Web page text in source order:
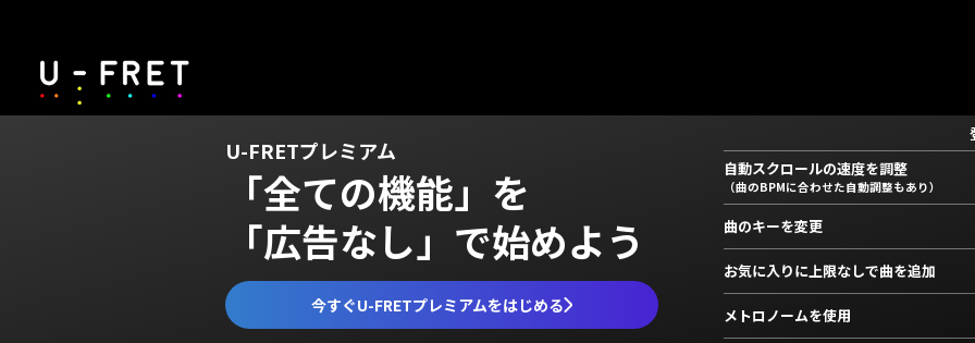
U-FRETプレミアム
「全ての機能」を
「広告なし」で始めよう
今すぐU-FRETプレミアムをはじめる
自動スクロールの速度を調整
（曲のBPMに合わせた自動調整もあり）
曲のキーを変更
お気に入りに上限なしで曲を追加
メトロノームを使用